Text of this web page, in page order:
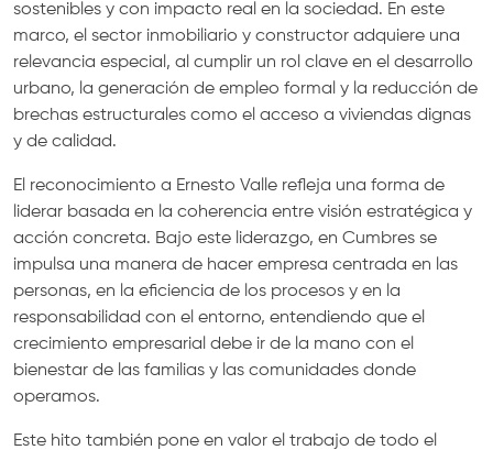
sostenibles y con impacto real en la sociedad. En este
marco, el sector inmobiliario y constructor adquiere una
relevancia especial, al cumplir un rol clave en el desarrollo
urbano, la generación de empleo formal y la reducción de
brechas estructurales como el acceso a viviendas dignas
y de calidad.
El reconocimiento a Ernesto Valle refleja una forma de
liderar basada en la coherencia entre visión estratégica y
acción concreta. Bajo este liderazgo, en Cumbres se
impulsa una manera de hacer empresa centrada en las
personas, en la eficiencia de los procesos y en la
responsabilidad con el entorno, entendiendo que el
crecimiento empresarial debe ir de la mano con el
bienestar de las familias y las comunidades donde
operamos.
Este hito también pone en valor el trabajo de todo el